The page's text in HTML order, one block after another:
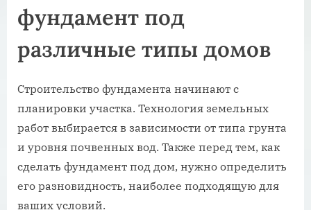
фундамент под
различные типы домов
Строительство фундамента начинают с
планировки участка. Технология земельных
работ выбирается в зависимости от типа грунта
и уровня почвенных вод. Также перед тем, как
сделать фундамент под дом, нужно определить
его разновидность, наиболее подходящую для
ваших условий.